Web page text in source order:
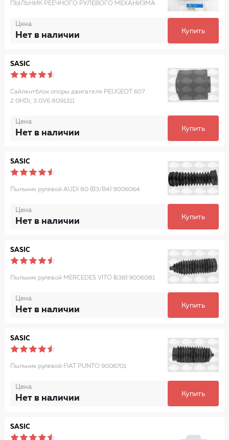
ПЫЛЬНИК РЕЕЧНОГО РУЛЕВОГО МЕХАНИЗМА
Цена
Нет в наличии Купить
SASIC
Сайлентблок опоры двигателя PEUGEOT 607
2.0HDi, 3.0V6 8091311
Цена
Нет в наличии Купить
SASIC
Пыльник рулевой AUDI 80 (B3/B4) 9006064
Цена
Нет в наличии Купить
SASIC
Пыльник рулевой MERCEDES VITO (638) 9006081
Цена
Нет в наличии Купить
SASIC
Пыльник рулевой FIAT PUNTO 9006701
Цена
Нет в наличии Купить
SASIC